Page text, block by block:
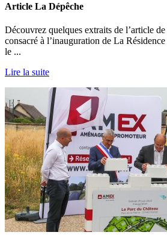
Article La Dépêche
Découvrez quelques extraits de l’article
consacré à l’inauguration de La
le ...
Lire la suite